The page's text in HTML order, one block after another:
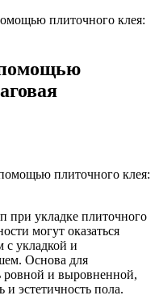
плиточного клея:
укладке плиточного
могут оказаться
с укладкой и
Основа для
ровной и выровненной,
и эстетичность пола.